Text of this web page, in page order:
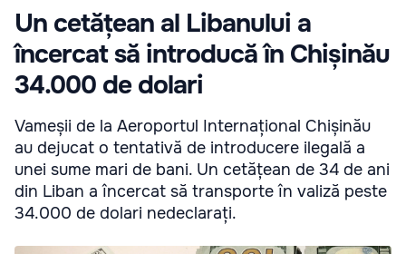
Un cetățean al Libanului a
încercat să introducă în Chișinău
34.000 de dolari
Vameșii de la Aeroportul Internațional Chișinău
au dejucat o tentativă de introducere ilegală a
unei sume mari de bani. Un cetățean de 34 de ani
din Liban a încercat să transporte în valiză peste
34.000 de dolari nedeclarați.